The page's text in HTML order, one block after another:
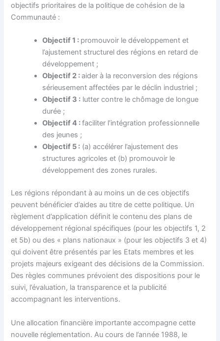
objectifs prioritaires de la politique de cohésion de la
Communauté :
Objectif 1 : promouvoir le développement et
l’ajustement structurel des régions en retard de
développement ;
Objectif 2 :aider à la reconversion des régions
sérieusement affectées par le déclin industriel ;
Objectif 3 : lutter contre le chômage de longue
durée ;
Objectif 4 :faciliter l’intégration professionnelle
des jeunes ;
Objectif 5 : (a) accélérer l’ajustement des
structures agricoles et (b) promouvoir le
développement des zones rurales.
Les régions répondant à au moins un de ces objectifs
peuvent bénéficier d’aides au titre de cette politique. Un
règlement d’application définit le contenu des plans de
développement régional spécifiques (pour les objectifs 1, 2
et 5b) ou des « plans nationaux » (pour les objectifs 3 et 4)
qui doivent être présentés par les Etats membres et les
projets majeurs exigeant des décisions de la Commission.
Des règles communes prévoient des dispositions pour le
suivi, l’évaluation, la transparence et la publicité
accompagnant les interventions.
Une allocation financière importante accompagne cette
nouvelle réglementation. Au cours de l’année 1988, le